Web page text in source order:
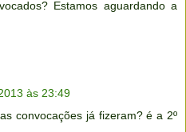
Estamos aguardando a
às 23:49
convocações já fizeram? é a 2º